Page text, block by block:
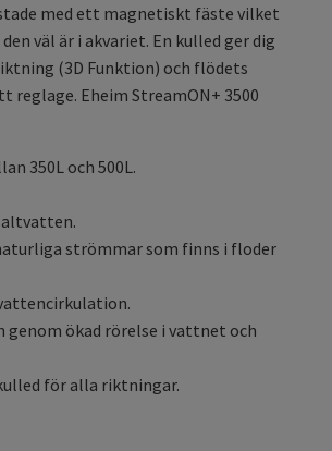
med ett magnetiskt fäste vilket
väl är i akvariet. En kulled ger dig
(3D Funktion) och flödets
Eheim StreamON+ 3500
350L och 500L.
strömmar som finns i floder
ökad rörelse i vattnet och
för alla riktningar.